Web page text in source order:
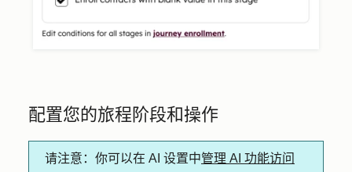
配置您的旅程阶段和操作
请注意 ：你可以在 AI 设置中管理 AI 功能访问